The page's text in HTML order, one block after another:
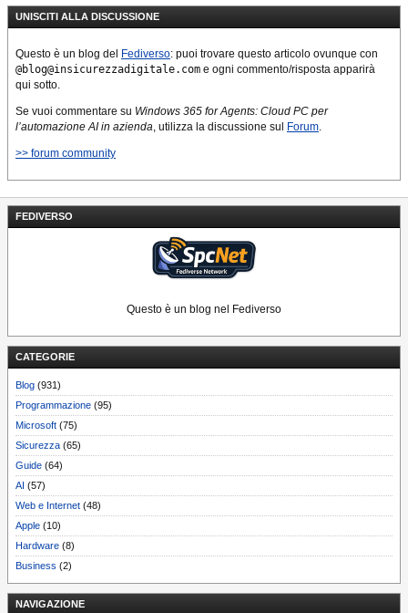
FEDIVERSO
Questo è un blog nel Fediverso
CATEGORIE
Blog (931)
Programmazione (95)
Microsoft (75)
Sicurezza (65)
Guide (64)
AI (57)
Web e Internet (48)
Apple (10)
Hardware (8)
Business (2)
NAVIGAZIONE
UNISCITI ALLA DISCUSSIONE
Questo è un blog del Fediverso: puoi trovare questo articolo ovunque con
@blog@insicurezzadigitale.com e ogni commento/risposta apparirà
qui sotto.
Se vuoi commentare su Windows 365 for Agents: Cloud PC per
l’automazione AI in azienda, utilizza la discussione sul Forum.
>> forum community